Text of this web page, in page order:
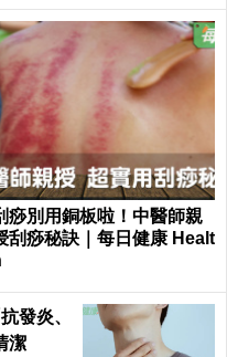
痧別用銅板啦！中醫師親
刮痧秘訣｜每日健康 Healt
發炎、
潔